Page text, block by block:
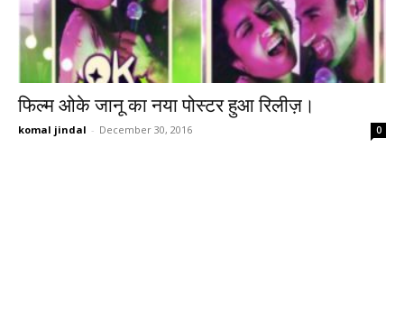
फिल्म ओके जानू का नया पोस्टर हुआ रिलीज़।
komal jindal - December 30, 2016 0